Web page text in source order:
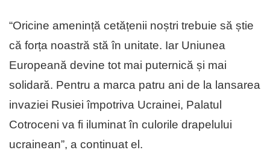
“Oricine amenință cetățenii noștri trebuie să știe
că forța noastră stă în unitate. Iar Uniunea
Europeană devine tot mai puternică și mai
solidară. Pentru a marca patru ani de la lansarea
invaziei Rusiei împotriva Ucrainei, Palatul
Cotroceni va fi iluminat în culorile drapelului
ucrainean”, a continuat el.